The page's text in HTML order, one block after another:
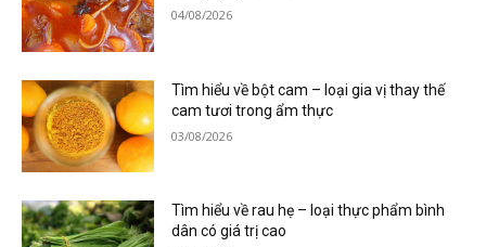
04/08/2026
Tìm hiểu về bột cam – loại gia vị thay thế
cam tươi trong ẩm thực
03/08/2026
Tìm hiểu về rau hẹ – loại thực phẩm bình
dân có giá trị cao